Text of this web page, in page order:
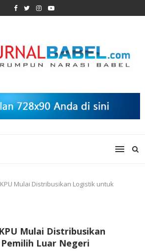
Mulai Distribusikan Logistik untuk
Mulai Distribusikan
Luar Negeri